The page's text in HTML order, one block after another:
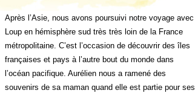
Après l’Asie, nous avons poursuivi notre voyage avec
Loup en hémisphère sud très très loin de la France
métropolitaine. C’est l’occasion de découvrir des îles
françaises et pays à l’autre bout du monde dans
l’océan pacifique. Aurélien nous a ramené des
souvenirs de sa maman quand elle est partie pour ses